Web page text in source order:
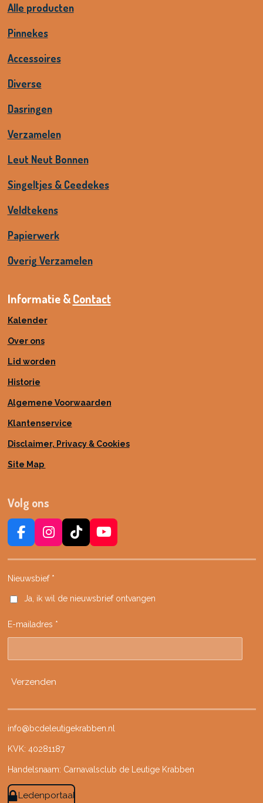
Alle producten
Pinnekes
Accessoires
Diverse
Dasringen
Verzamelen
Leut Neut Bonnen
Singeltjes & Ceedekes
Veldtekens
Papierwerk
Overig Verzamelen
Informatie &Contact
Kalender
Over ons
Lid worden
Historie
Algemene Voorwaarden
Klantenservice
Disclaimer, Privacy & Cookies
Site Map
Volg ons
F
a
c
e
o
k
I
n
s
t
g
a
m
T
i
k
k
Y
o
u
b
Nieuwsbief *
Ja, ik wil de nieuwsbrief ontvangen
E-mailadres *
Verzenden
info@bcdeleutigekrabben.nl
KVK: 40281187
Handelsnaam: Carnavalsclub de Leutige Krabben
Ledenportaal